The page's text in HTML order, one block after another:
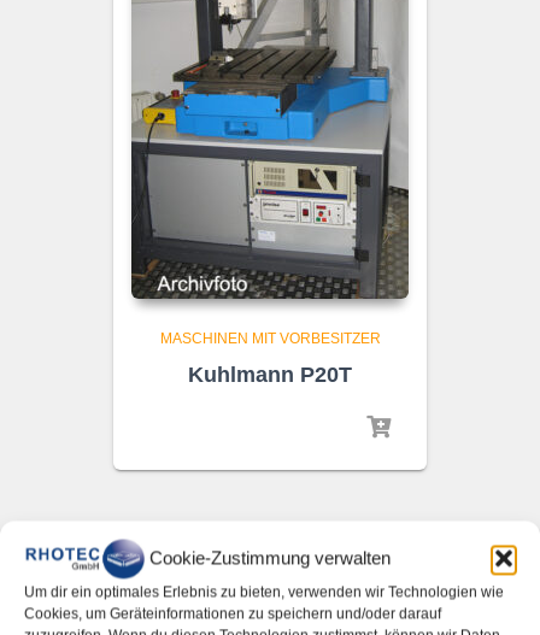
Cookie-Zustimmung verwalten
Um dir ein optimales Erlebnis zu bieten, verwenden wir Technologien wie
Cookies, um Geräteinformationen zu speichern und/oder darauf
MASCHINEN MIT VORBESITZER
Kuhlmann P20T